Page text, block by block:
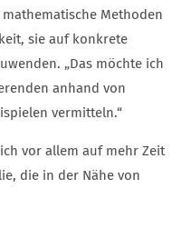
Methoden
sie auf konkrete
„Das möchte ich
anhand von
vermitteln.“
vor allem auf mehr Zeit
die in der Nähe von